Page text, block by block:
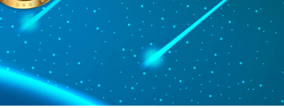
湿润的空气带你进入全身心的放松，总之可发挥自己创
剂良药，对待失眠也不例外。
导可帮助你发展情商，学习分析解决技巧性问题，两者
及植物神经系统有良好的调节作用，从而有效改善大脑